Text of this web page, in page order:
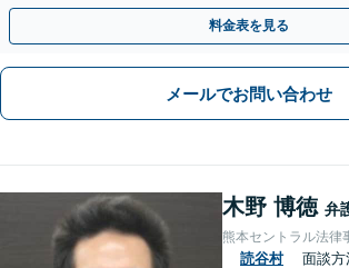
し、円満な解決を全力でサポートいたします。
料金表を見る
メールでお問い合わせ
木野 博徳 弁
熊本セントラル法律
読谷村
面談方